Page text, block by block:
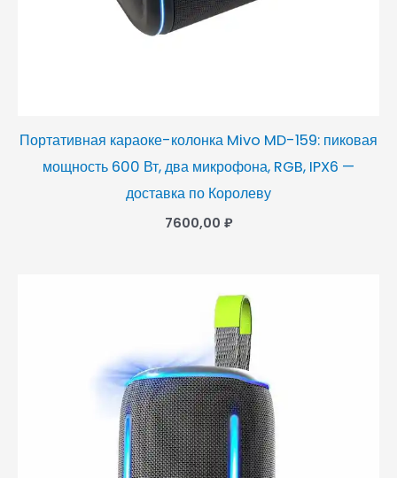
Портативная караоке-колонка Mivo MD-159: пиковая
мощность 600 Вт, два микрофона, RGB, IPX6 —
доставка по Королеву
7600,00 ₽